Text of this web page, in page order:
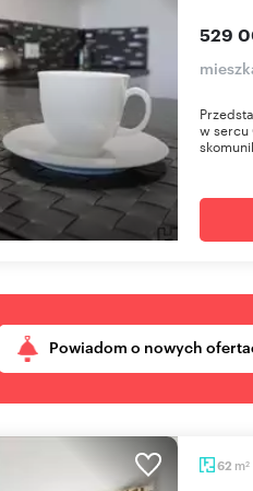
529
w sercu
Powiadom o nowych
62 m2